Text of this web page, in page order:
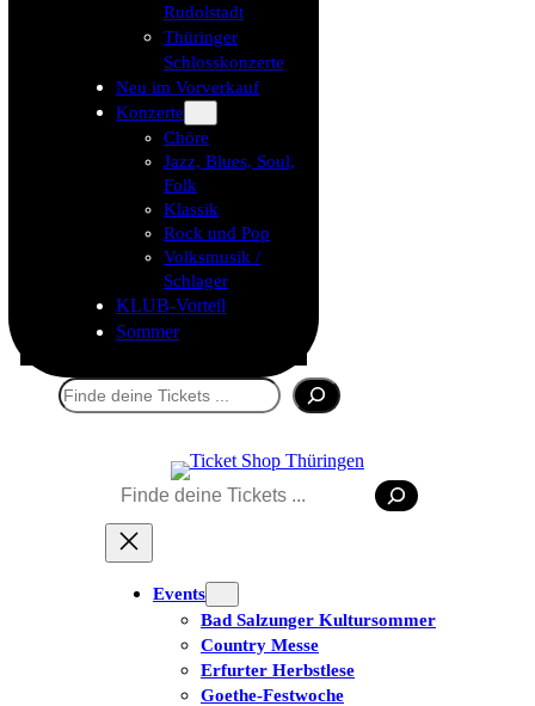
Rudolstadt
Thüringer
Schlosskonzerte
Neu im Vorverkauf
Konzerte
Chöre
Jazz, Blues, Soul,
Folk
Klassik
Rock und Pop
Volksmusik /
Schlager
KLUB-Vorteil
Sommer
Suchen
Suchen
Events
Bad Salzunger Kultursommer
Country Messe
Erfurter Herbstlese
Goethe-Festwoche
Tickets kaufen